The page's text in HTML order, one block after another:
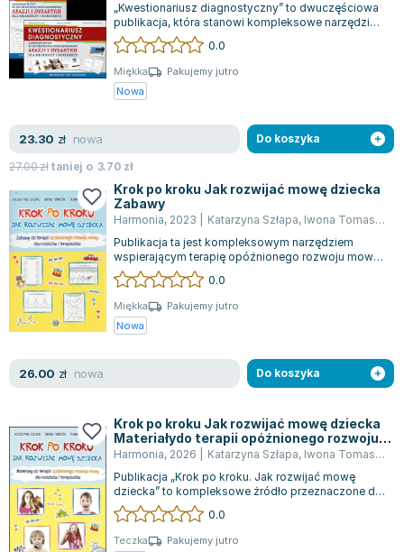
diagnostyczny
„Kwestionariusz diagnostyczny” to dwuczęściowa
publikacja, która stanowi kompleksowe narzędzie
do przeprowadzania diagnozy zaburze...
0.0
Miękka
Pakujemy jutro
Nowa
23.30 zł nowa
27.00złtaniej o 3.70 zł
Do koszyka
Krok po kroku Jak rozwijać mowę dziecka
Zabawy
Harmonia, 2023 Katarzyna Szłapa, Iwona Tomasik
Publikacja ta jest kompleksowym narzędziem
wspierającym terapię opóźnionego rozwoju mowy,
obejmującym materiały werbalne, ilustrac...
0.0
Miękka
Pakujemy jutro
Nowa
26.00 zł nowa Do koszyka
Krok po kroku Jak rozwijać mowę dziecka
Materiałydo terapii opóźnionego rozwoju
mowy dla rodziców i terapeutów
Harmonia, 2026 Katarzyna Szłapa, Iwona Tomasik
Publikacja „Krok po kroku. Jak rozwijać mowę
dziecka” to kompleksowe źródło przeznaczone do
wspierania rodziców i terapeutów w ter...
0.0
Teczka
Pakujemy jutro